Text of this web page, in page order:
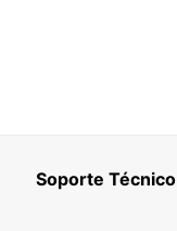
Soporte Técnico